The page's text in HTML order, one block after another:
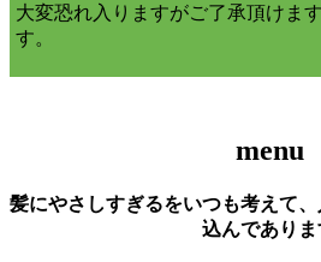
大変恐れ入りますがご了承頂けま
す。
menu
髪にやさしすぎるをいつも考えて
込んでありま